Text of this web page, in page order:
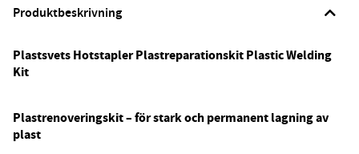
Produktbeskrivning
Plastsvets HotstaplerPlastreparationskitPlastic Welding
Kit
Plastrenoveringskit – för stark och permanent lagning av
plast